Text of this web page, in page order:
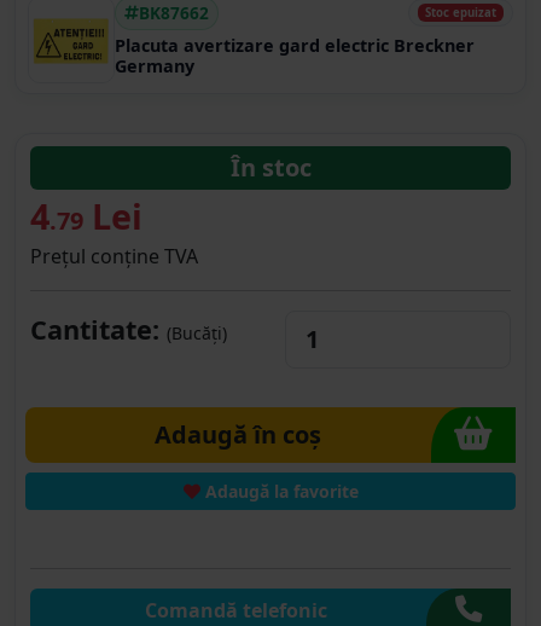
BK87662 Stoc epuizat
Placuta avertizare gard electric Breckner
Germany
În stoc
4.79 Lei
Prețul conține TVA
Cantitate: (Bucăți)
Adaugă în coș
Adaugă la favorite
Comandă telefonic